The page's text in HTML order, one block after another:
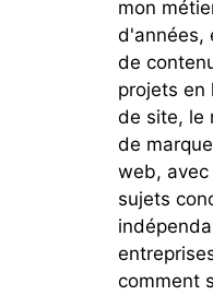
mon
d'années,
de
projets en
de site, le
de
web,
sujets
comment